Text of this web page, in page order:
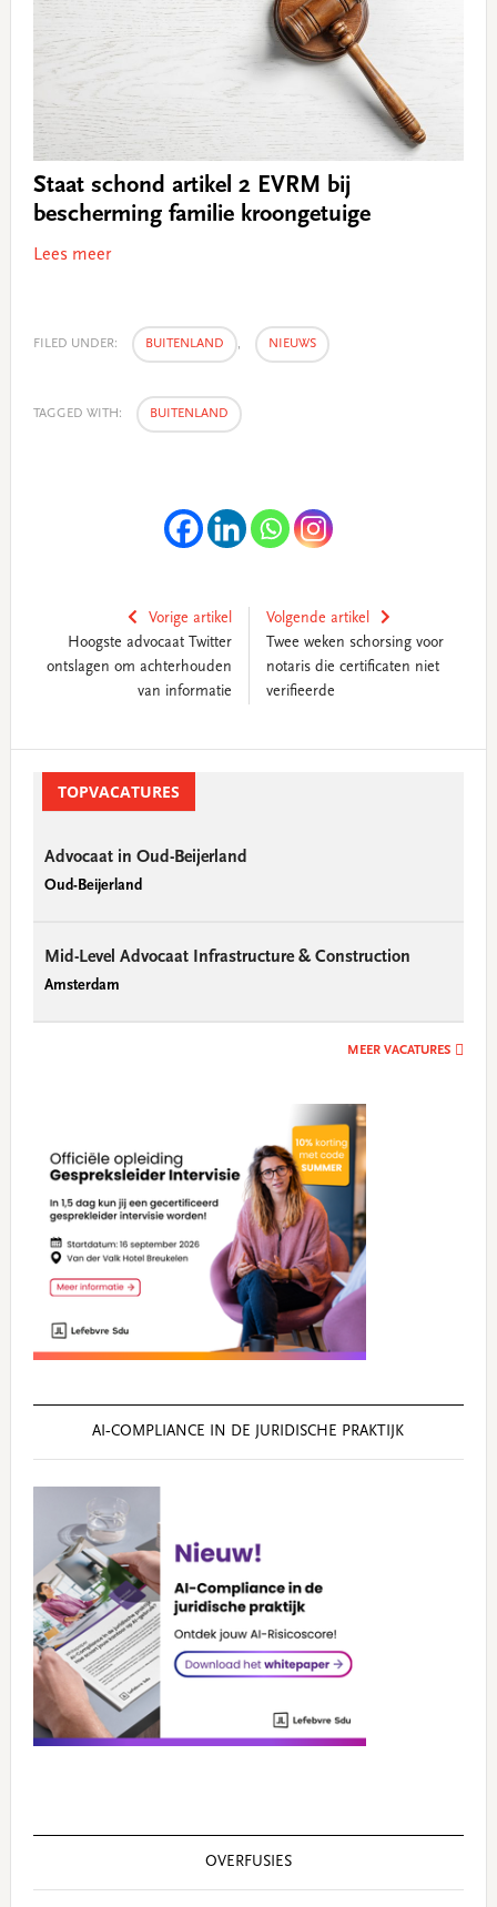
Staat schond artikel 2 EVRM bij
bescherming familie kroongetuige
Lees meer
FILED UNDER: BUITENLAND , NIEUWS
TAGGED WITH: BUITENLAND
Vorige artikel
Hoogste advocaat Twitter
ontslagen om achterhouden
van informatie
Volgende artikel
Twee weken schorsing voor
notaris die certificaten niet
verifieerde
SidebarTOPVACATURES
Advocaat in Oud-Beijerland
Oud-Beijerland
Mid-Level Advocaat Infrastructure & Construction
Amsterdam
MEER VACATURES
AI‑COMPLIANCE IN DE JURIDISCHE PRAKTIJK
OVERFUSIES